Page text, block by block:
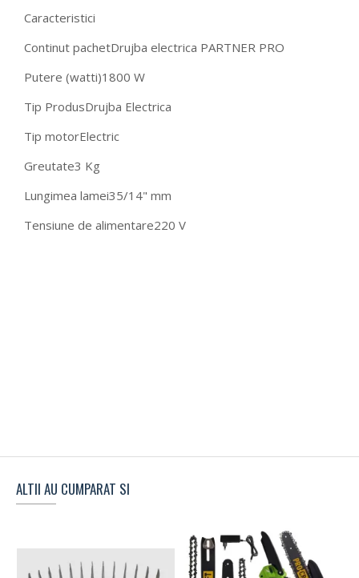
Caracteristici
Continut pachetDrujba electrica PARTNER PRO
Putere (watti)1800 W
Tip ProdusDrujba Electrica
Tip motorElectric
Greutate3 Kg
Lungimea lamei35/14" mm
Tensiune de alimentare220 V
ALTII AU CUMPARAT SI